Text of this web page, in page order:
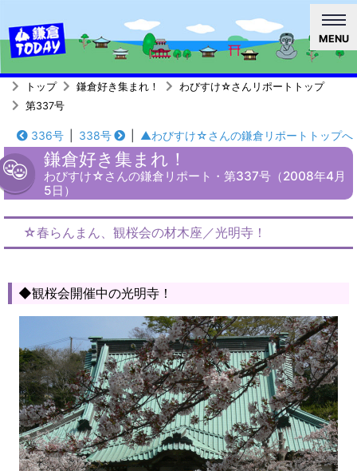
MENU
トップ 鎌倉好き集まれ！
わびすけ☆さんリポートトップ
第337号
336号 338号 ▲わびすけ☆さんの鎌倉リポートトップへ
鎌倉好き集まれ！
わびすけ☆さんの鎌倉リポート・第337号（2008年4月
5日）
☆春らんまん、観桜会の材木座／光明寺！
◆観桜会開催中の光明寺！